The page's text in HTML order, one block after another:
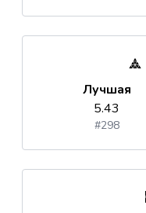
Лучшая
5.43
#298